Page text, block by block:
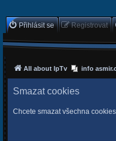
Přihlásit se Registrovat
All about IpTv info
Smazat cookies
Chcete smazat všechna